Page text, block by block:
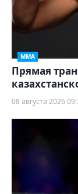
ММА
Прямая
08 августа 2026